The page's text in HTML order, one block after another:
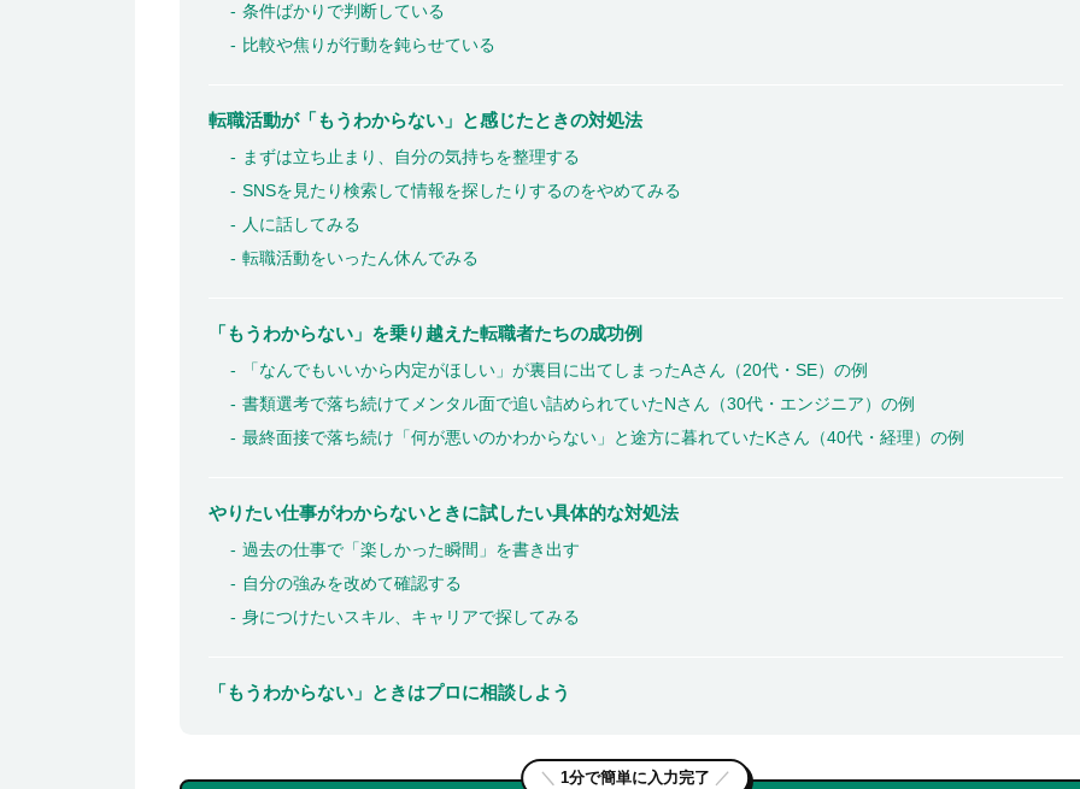
条件ばかりで判断している
比較や焦りが行動を鈍らせている
転職活動が「もうわからない」と感じたときの対処法
まずは立ち止まり、自分の気持ちを整理する
SNSを見たり検索して情報を探したりするのをやめてみる
人に話してみる
転職活動をいったん休んでみる
「もうわからない」を乗り越えた転職者たちの成功例
「なんでもいいから内定がほしい」が裏目に出てしまったAさん（20代・SE）の例
書類選考で落ち続けてメンタル面で追い詰められていたNさん（30代・エンジニア）の例
最終面接で落ち続け「何が悪いのかわからない」と途方に暮れていたKさん（40代・経理）の例
やりたい仕事がわからないときに試したい具体的な対処法
過去の仕事で「楽しかった瞬間」を書き出す
自分の強みを改めて確認する
身につけたいスキル、キャリアで探してみる
「もうわからない」ときはプロに相談しよう
＼ 1分で簡単に入力完了 ／